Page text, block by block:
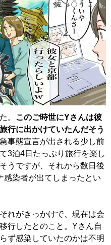
。 このご時世にYさんは彼
行に出かけていたんだそう
事態宣言が出される少し前
3泊4日たっぷり旅行を楽し
うですが、それから数日後
感染者が出てしまったとい
れがきっかけで、現在は会
行したとのこと。Yさん自
ず感染していたのかは不明